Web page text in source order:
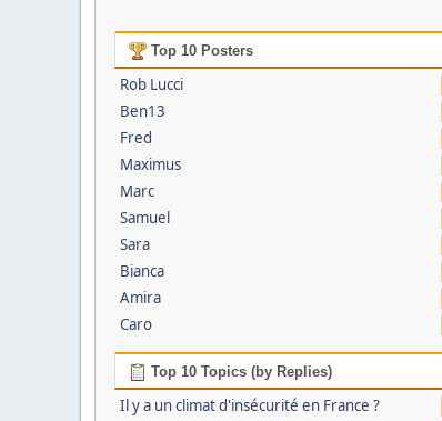
Top 10 Posters
Rob Lucci
Ben13
Fred
Maximus
Marc
Samuel
Sara
Bianca
Amira
Caro
Top 10 Topics (by Replies)
Il y a un climat d'insécurité en France ?